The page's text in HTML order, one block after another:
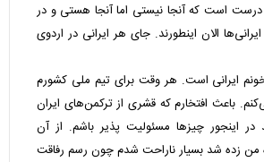
است که آنجا نیستی اما آنجا هستی و در
الان اینطورند. جای هر ایرانی در اردوی
ایرانی است. هر وقت برای تیم ملی کشورم
باعث افتخارم که قشری از ترکمن‌های ایران
در اینجور چیزها مسئولیت پذیر باشم. از آن
من زده شد بسیار ناراحت شدم چون رسم رفاقت